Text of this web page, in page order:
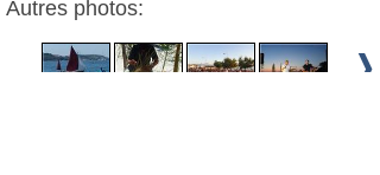
Autres photos: